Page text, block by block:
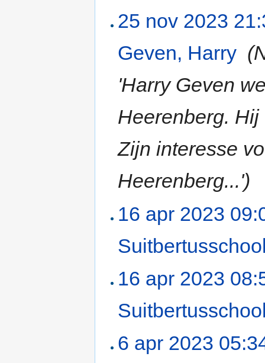
25 nov 2023
Geven, Harry
'Harry Geven
Heerenberg.
Zijn interesse
Heerenberg...')
16 apr 2023
16 apr 2023
6 apr 2023